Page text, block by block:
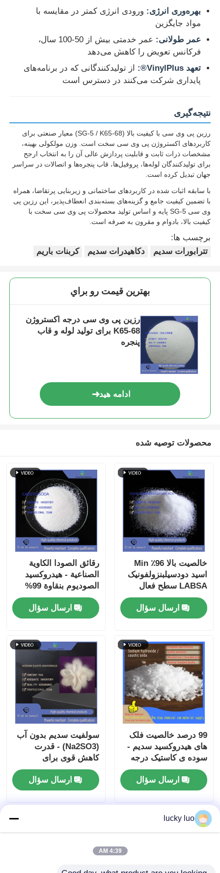
بهره‌وری انرژی: ورودی انرژی کمتر در مقایسه با
مواد جایگزین
عمر طولانی:
عمر خدمتی بیش از 50-100 سال،
فرکانس تعویض را کاهش می‌دهد
تعهد VinylPlus®:
از تولیدکنندگانی که در برنامه‌های
پایداری شرکت می‌کنند در دسترس است
نتیجه‌گیری
رزین پی وی سی با کیفیت بالا (SG-5 / K65-68) معیار صنعتی برای
کاربردهای اکستروژن پی وی سی سخت است. وزن مولکولی بهینه،
مشخصات ذرات ثابت و قابلیت پردازش عالی آن را به انتخاب ارجح
برای تولیدکنندگان لوله‌ها، پروفیل‌ها، قاب پنجره‌ها و اتصالات در سراسر
جهان تبدیل کرده است.
با سابقه اثبات شده در کاربردهای ساختمانی و زیربنایی پرتقاضا، همراه
با تضمین کیفیت جامع و گزینه‌های بسته‌بندی انعطاف‌پذیر، این رزین پی
وی سی SG-5 پایه و اساس تولید محصولات پی وی سی سخت با
کیفیت بالا، بادوام و مقرون به صرفه است.
برچسب ها:
تترابورات سدیم
دکاهیدرات سدیم کربنات باریم
بهترين قيمت رو براي
رزین پی وی سی درجه اکستروژن
K65-68 برای تولید لوله و قاب
پنجره
ادامه هید
محصولات توصیه شده
خالصیت بالا 96٪ Min
اسید دودسیلبنزولفونیک
LABSA سطح فعال
آنیونی برای مواد اولیه
شوینده ارسال سؤال
رقائق الصودا الكاوية
الصناعية - هيدروكسيد
الصوديوم بنقاوة 99%
لمعالجة المياه وضبط
درجة الحموضةارسال سؤال
99 درصد خالصیت فلک
های هیدروکسید سدیم -
سوده ی کاستیک درجه
صنعتی برای تصفیه آب و
تولید شیمیاییارسال سؤال
سولفیت سدیم بدون آب
(Na2SO3) - قدرت
کاهش قوی برای
عکاسی، دکلوراتور آب و
نگهدارنده مواد غذایی
ارسال سؤال
lucky luo
4:39 AM